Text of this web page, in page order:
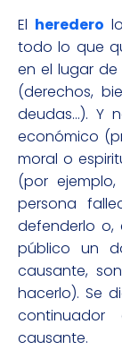
El heredero
todo lo que
en el lugar
(derechos,
deudas…). Y
económico
moral o
(por
persona
defenderlo
público un
causante,
hacerlo). Se
causante.